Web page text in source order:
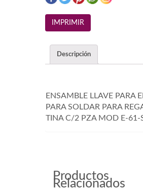
Descripción
ENSAMBLE LLAVE PARA
PARA SOLDAR PARA
TINA C/2 PZA MOD E-61-
Productos
Relacionados